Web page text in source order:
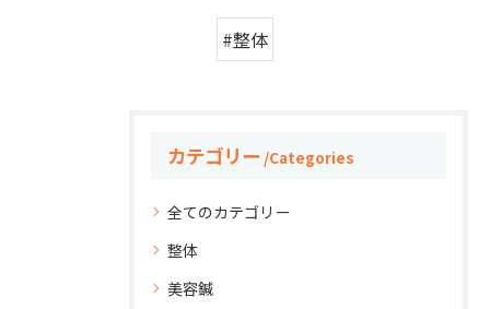
#整体
カテゴリー Categories
全てのカテゴリー
整体
美容鍼